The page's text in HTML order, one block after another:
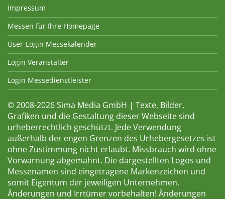
Impressum
Messen für Ihre Homepage
User-Login Messekalender
Login Veranstalter
Login Messedienstleister
© 2008-2026 Sima Media GmbH | Texte, Bilder,
Grafiken und die Gestaltung dieser Webseite sind
urheberrechtlich geschützt. Jede Verwendung
außerhalb der engen Grenzen des Urhebergesetzes ist
ohne Zustimmung nicht erlaubt. Missbrauch wird ohne
Vorwarnung abgemahnt. Die dargestellten Logos und
Messenamen sind eingetragene Markenzeichen und
somit Eigentum der jeweiligen Unternehmen.
Änderungen und Irrtümer vorbehalten! Änderungen